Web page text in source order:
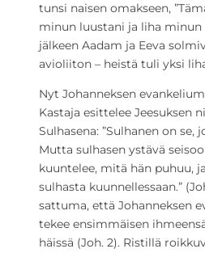
tunsi naisen omakseen,
minun luustani ja liha minun
jälkeen Aadam ja Eeva
avioliiton – heistä tuli yksi
Nyt Johanneksen
Kastaja esittelee Jeesuksen
Sulhasena: ”Sulhanen on se,
Mutta sulhasen ystävä
kuuntelee, mitä hän puhuu,
sulhasta kuunnellessaan.”
sattuma, että Johanneksen
tekee ensimmäisen
häissä (Joh. 2). Ristillä